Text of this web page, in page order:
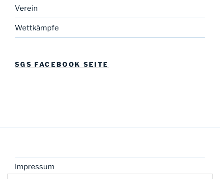
Verein
Wettkämpfe
SGS FACEBOOK SEITE
Impressum